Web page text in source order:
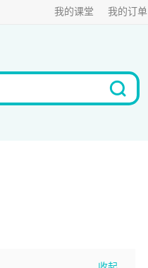
我的课堂 我的订单